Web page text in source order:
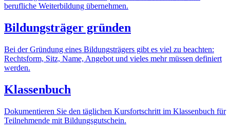
berufliche Weiterbildung übernehmen.
Bildungsträger gründen
Bei der Gründung eines Bildungsträgers gibt es viel zu beachten:
Rechtsform, Sitz, Name, Angebot und vieles mehr müssen definiert
werden.
Klassenbuch
Dokumentieren Sie den täglichen Kursfortschritt im Klassenbuch für
Teilnehmende mit Bildungsgutschein.